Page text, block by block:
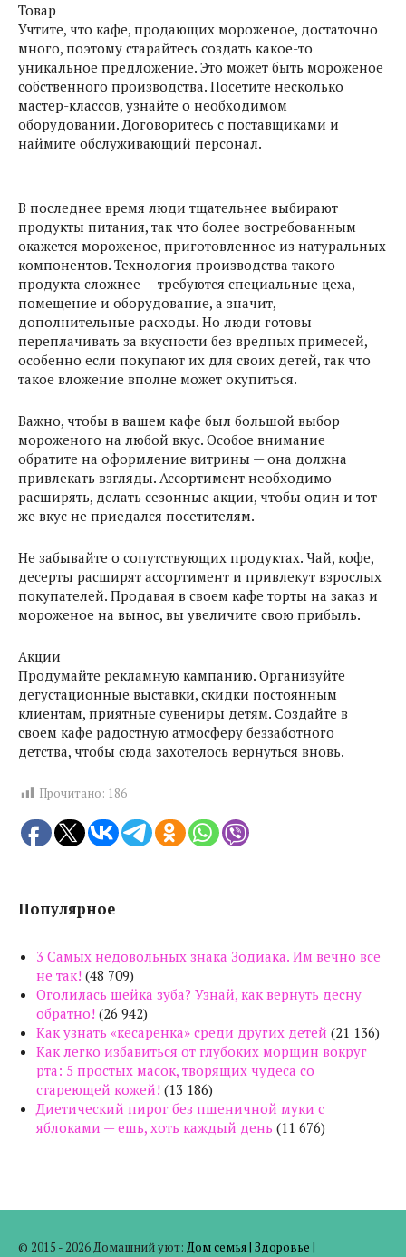
Товар
Учтите, что кафе, продающих мороженое, достаточно
много, поэтому старайтесь создать какое-то
уникальное предложение. Это может быть мороженое
собственного производства. Посетите несколько
мастер-классов, узнайте о необходимом
оборудовании. Договоритесь с поставщиками и
наймите обслуживающий персонал.
В последнее время люди тщательнее выбирают
продукты питания, так что более востребованным
окажется мороженое, приготовленное из натуральных
компонентов. Технология производства такого
продукта сложнее — требуются специальные цеха,
помещение и оборудование, а значит,
дополнительные расходы. Но люди готовы
переплачивать за вкусности без вредных примесей,
особенно если покупают их для своих детей, так что
такое вложение вполне может окупиться.
Важно, чтобы в вашем кафе был большой выбор
мороженого на любой вкус. Особое внимание
обратите на оформление витрины — она должна
привлекать взгляды. Ассортимент необходимо
расширять, делать сезонные акции, чтобы один и тот
же вкус не приедался посетителям.
Не забывайте о сопутствующих продуктах. Чай, кофе,
десерты расширят ассортимент и привлекут взрослых
покупателей. Продавая в своем кафе торты на заказ и
мороженое на вынос, вы увеличите свою прибыль.
Акции
Продумайте рекламную кампанию. Организуйте
дегустационные выставки, скидки постоянным
клиентам, приятные сувениры детям. Создайте в
своем кафе радостную атмосферу беззаботного
детства, чтобы сюда захотелось вернуться вновь.
Прочитано: 186
Популярное
3 Самых недовольных знака Зодиака. Им вечно все
не так! (48 709)
Оголилась шейка зуба? Узнай, как вернуть десну
обратно! (26 942)
Как узнать «кесаренка» среди других детей (21 136)
Как легко избавиться от глубоких морщин вокруг
рта: 5 простых масок, творящих чудеса со
стареющей кожей! (13 186)
Диетический пирог без пшеничной муки с
яблоками — ешь, хоть каждый день (11 676)
© 2015 - 2026 Домашний уют: Дом семья| Здоровье |